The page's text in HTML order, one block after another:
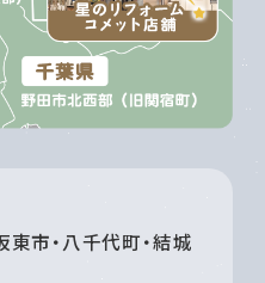
東市・八千代町・結城